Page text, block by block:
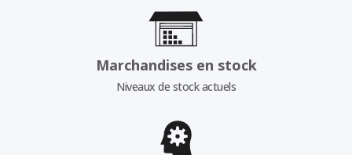
Marchandises en stock
Niveaux de stock actuels